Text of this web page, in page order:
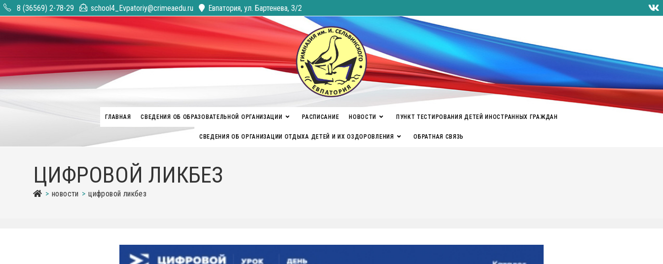
Перейти
содержимому
8 (36569) 2-78-29 school4_Evpatoriy@crimeaedu.ru Евпатория, ул. Бартенева, 3/2
ГЛАВНАЯ СВЕДЕНИЯ ОБ ОБРАЗОВАТЕЛЬНОЙ ОРГАНИЗАЦИИ РАСПИСАНИЕ НОВОСТИ ПУНКТ ТЕСТИРОВАНИЯ ДЕТЕЙ ИНОСТРАННЫХ ГРАЖДАН
СВЕДЕНИЯ ОБ ОРГАНИЗАЦИИ ОТДЫХА ДЕТЕЙ И ИХ ОЗДОРОВЛЕНИЯ ОБРАТНАЯ СВЯЗЬ
ЦИФРОВОЙ ЛИКБЕЗ
> новости > цифровой ликбез